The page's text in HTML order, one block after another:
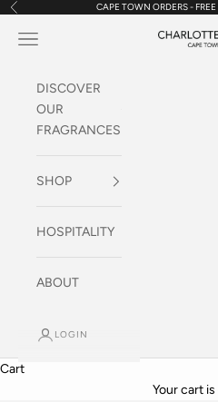
Skip to content
Previous CAPE TOWN ORDERS -
Charlotte
Navigation menu
DISCOVER
OUR
FRAGRANCES
SHOP
HOSPITALITY
ABOUT
LOGIN
Cart
Your cart